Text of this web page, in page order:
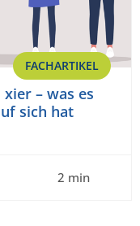
FACHARTIKEL
– was es
sich hat
2 min